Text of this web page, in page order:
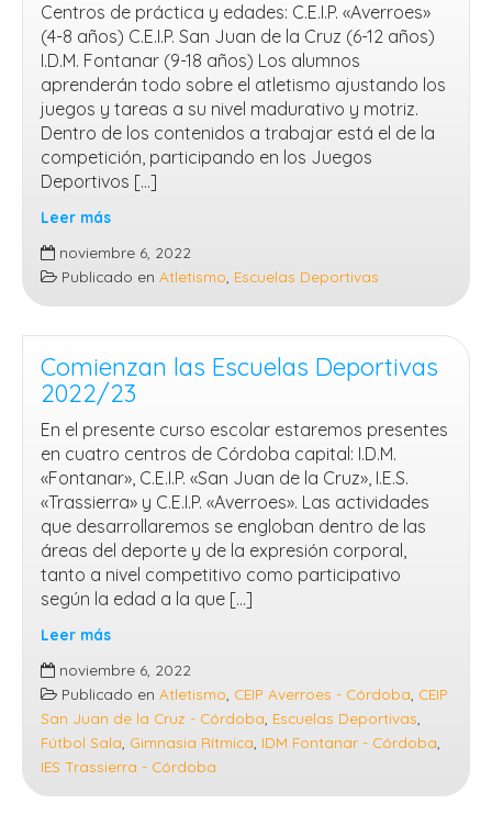
concienciación
sobre
el
Autismo
Centros de práctica y edades: C.E.I.P. «Averroes»
(4-8 años) C.E.I.P. San Juan de la Cruz (6-12 años)
I.D.M. Fontanar (9-18 años) Los alumnos
aprenderán todo sobre el atletismo ajustando los
juegos y tareas a su nivel madurativo y motriz.
Dentro de los contenidos a trabajar está el de la
competición, participando en los Juegos
Deportivos […]
Leer más
Atletismo
noviembre 6, 2022
Publicado en Atletismo Escuelas Deportivas
Comienzan las Escuelas Deportivas
2022/23
En el presente curso escolar estaremos presentes
en cuatro centros de Córdoba capital: I.D.M.
«Fontanar», C.E.I.P. «San Juan de la Cruz», I.E.S.
«Trassierra» y C.E.I.P. «Averroes». Las actividades
que desarrollaremos se engloban dentro de las
áreas del deporte y de la expresión corporal,
tanto a nivel competitivo como participativo
según la edad a la que […]
Leer más
Comienzan
las
Escuelas
Deportivas
2022/23
noviembre 6, 2022
Publicado en Atletismo CEIP Averroes - Córdoba CEIP
San Juan de la Cruz - Córdoba Escuelas Deportivas
Fútbol Sala Gimnasia Rítmica IDM Fontanar - Córdoba
IES Trassierra - Córdoba